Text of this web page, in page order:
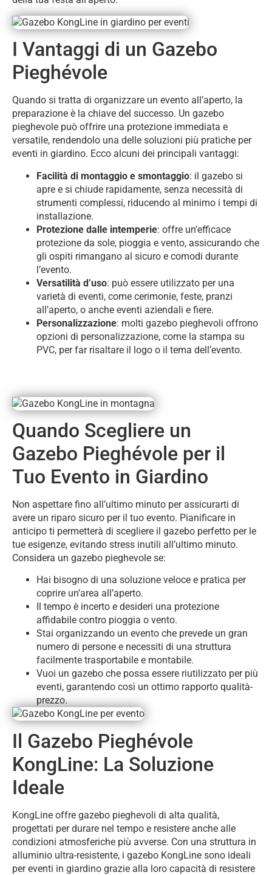
I Vantaggi di un Gazebo
Pieghévole
Quando si tratta di organizzare un evento all’aperto, la
preparazione è la chiave del successo. Un gazebo
pieghevole può offrire una protezione immediata e
versatile, rendendolo una delle soluzioni più pratiche per
eventi in giardino. Ecco alcuni dei principali vantaggi:
Facilità di montaggio e smontaggio: il gazebo si
apre e si chiude rapidamente, senza necessità di
strumenti complessi, riducendo al minimo i tempi di
installazione.
Protezione dalle intemperie: offre un’efficace
protezione da sole, pioggia e vento, assicurando che
gli ospiti rimangano al sicuro e comodi durante
l’evento.
Versatilità d’uso: può essere utilizzato per una
varietà di eventi, come cerimonie, feste, pranzi
all’aperto, o anche eventi aziendali e fiere.
Personalizzazione: molti gazebo pieghevoli offrono
opzioni di personalizzazione, come la stampa su
PVC, per far risaltare il logo o il tema dell’evento.
Quando Scegliere un
Gazebo Pieghévole per il
Tuo Evento in Giardino
Non aspettare fino all’ultimo minuto per assicurarti di
avere un riparo sicuro per il tuo evento. Pianificare in
anticipo ti permetterà di scegliere il gazebo perfetto per le
tue esigenze, evitando stress inutili all’ultimo minuto.
Considera un gazebo pieghevole se:
Hai bisogno di una soluzione veloce e pratica per
coprire un’area all’aperto.
Il tempo è incerto e desideri una protezione
affidabile contro pioggia o vento.
Stai organizzando un evento che prevede un gran
numero di persone e necessiti di una struttura
facilmente trasportabile e montabile.
Vuoi un gazebo che possa essere riutilizzato per più
eventi, garantendo così un ottimo rapporto qualità-
prezzo.
Il Gazebo Pieghévole
KongLine: La Soluzione
Ideale
KongLine offre gazebo pieghevoli di alta qualità,
progettati per durare nel tempo e resistere anche alle
condizioni atmosferiche più avverse. Con una struttura in
alluminio ultra-resistente, i gazebo KongLine sono ideali
per eventi in giardino grazie alla loro capacità di resistere